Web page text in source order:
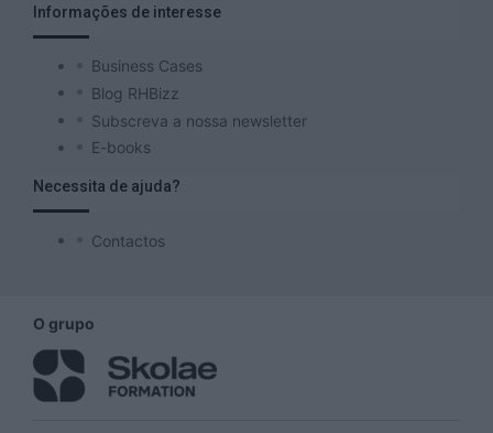
Informações de interesse
Business Cases
Blog RHBizz
Subscreva a nossa newsletter
E-books
Necessita de ajuda?
Contactos
O grupo